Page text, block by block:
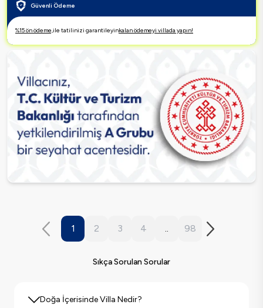
Güvenli Ödeme
%15 ön ödeme,ile tatilinizi garantileyinkalan ödemeyi villada yapın!
1 2 3 4 .. 98
Sıkça Sorulan Sorular
Doğa İçerisinde Villa Nedir?